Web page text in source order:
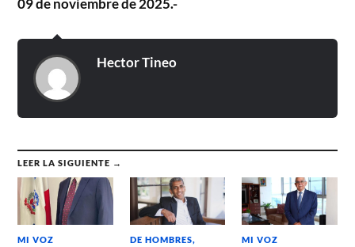
09 de noviembre de 2025.-
Hector Tineo
LEER LA SIGUIENTE →
MI VOZ
DE HOMBRES,
MI VOZ